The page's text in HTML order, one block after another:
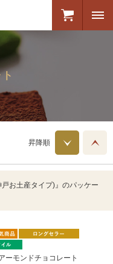
昇降順
お土産タイプ)』のパッケー
ーモンドチョコレート